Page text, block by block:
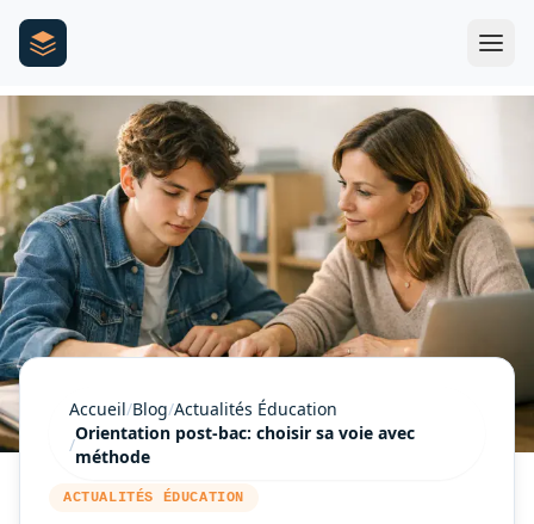
Accueil/Blog/Actualités Éducation
/
Orientation post-bac: choisir sa voie avec
méthode
ACTUALITÉS ÉDUCATION